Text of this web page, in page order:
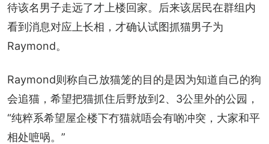
待该名男子走远了才上楼回家。后来该居民在群组内
看到消息对应上长相，才确认试图抓猫男子为
Raymond。
Raymond则称自己放猫笼的目的是因为知道自己的狗
会追猫，希望把猫抓住后野放到2、3公里外的公园，
“纯粹系希望屋企楼下冇猫就唔会有啲冲突，大家和平
相处嗻㖞。”